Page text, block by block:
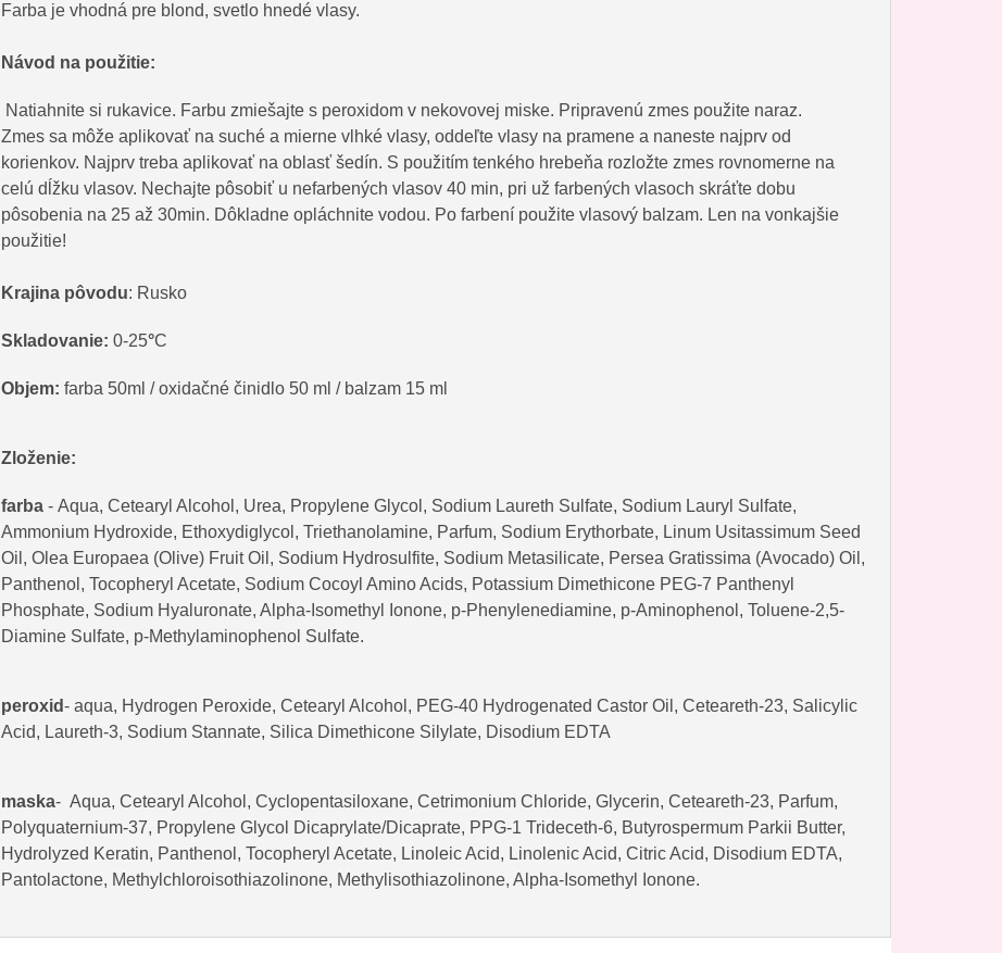
Farba je vhodná pre blond, svetlo hnedé vlasy.
Návod na použitie:
Natiahnite si rukavice. Farbu zmiešajte s peroxidom v nekovovej miske. Pripravenú zmes použite naraz.
Zmes sa môže aplikovať na suché a mierne vlhké vlasy, oddeľte vlasy na pramene a naneste najprv od
korienkov. Najprv treba aplikovať na oblasť šedín. S použitím tenkého hrebeňa rozložte zmes rovnomerne na
celú dĺžku vlasov. Nechajte pôsobiť u nefarbených vlasov 40 min, pri už farbených vlasoch skráťte dobu
pôsobenia na 25 až 30min. Dôkladne opláchnite vodou. Po farbení použite vlasový balzam. Len na vonkajšie
použitie!
Krajina pôvodu: Rusko
Skladovanie: 0-25°C
Objem: farba 50ml / oxidačné činidlo 50 ml / balzam 15 ml
Zloženie:
farba - Aqua, Cetearyl Alcohol, Urea, Propylene Glycol, Sodium Laureth Sulfate, Sodium Lauryl Sulfate,
Ammonium Hydroxide, Ethoxydiglycol, Triethanolamine, Parfum, Sodium Erythorbate, Linum Usitassimum Seed
Oil, Olea Europaea (Olive) Fruit Oil, Sodium Hydrosulfite, Sodium Metasilicate, Persea Gratissima (Avocado) Oil,
Panthenol, Tocopheryl Acetate, Sodium Cocoyl Amino Acids, Potassium Dimethicone PEG-7 Panthenyl
Phosphate, Sodium Hyaluronate, Alpha-Isomethyl Ionone, p-Phenylenediamine, p-Aminophenol, Toluene-2,5-
Diamine Sulfate, p-Methylaminophenol Sulfate.
peroxid- aqua, Hydrogen Peroxide, Cetearyl Alcohol, PEG-40 Hydrogenated Castor Oil, Ceteareth-23, Salicylic
Acid, Laureth-3, Sodium Stannate, Silica Dimethicone Silylate, Disodium EDTA
maska- Aqua, Cetearyl Alcohol, Cyclopentasiloxane, Cetrimonium Chloride, Glycerin, Ceteareth-23, Parfum,
Polyquaternium-37, Propylene Glycol Dicaprylate/Dicaprate, PPG-1 Trideceth-6, Butyrospermum Parkii Butter,
Hydrolyzed Keratin, Panthenol, Tocopheryl Acetate, Linoleic Acid, Linolenic Acid, Citric Acid, Disodium EDTA,
Pantolactone, Methylchloroisothiazolinone, Methylisothiazolinone, Alpha-Isomethyl Ionone.